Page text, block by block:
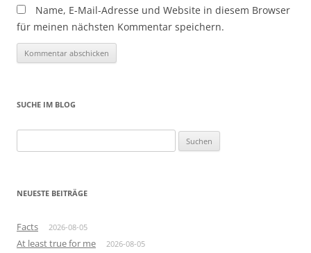
Name, E-Mail-Adresse und Website in diesem Browser
für meinen nächsten Kommentar speichern.
SUCHE IM BLOG
nach:
NEUESTE BEITRÄGE
Facts 2026-08-05
At least true for me 2026-08-05